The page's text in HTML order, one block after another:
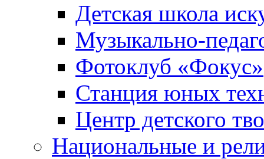
Детская школа
Музыкально-
Фотоклуб «Фокус»
Станция юных
Центр детского
Национальные и